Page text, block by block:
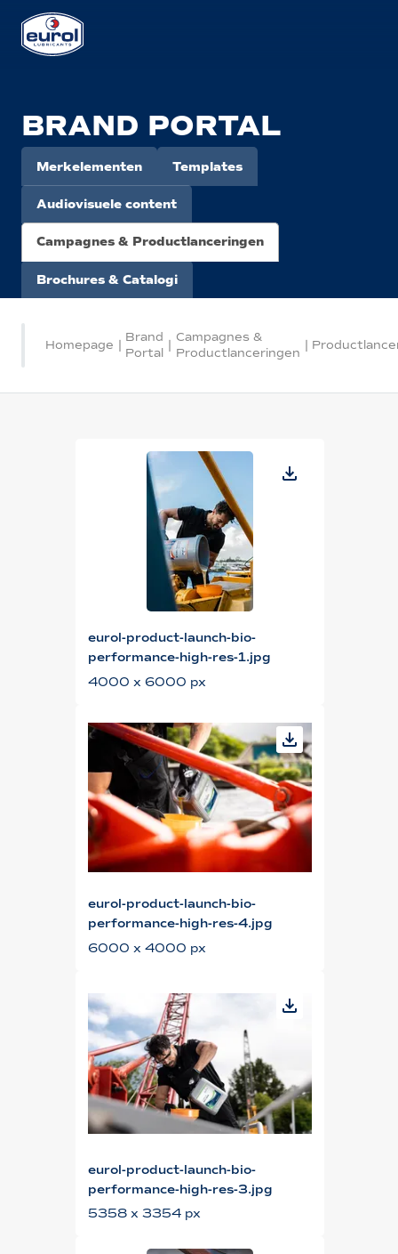
BRAND PORTAL
Merkelementen Templates
Audiovisuele content
Campagnes & Productlanceringen
Brochures & Catalogi
Homepage |
Brand
Portal
|
Campagnes &
Productlanceringen
|
eurol-product-launch-bio-
performance-high-res-1.jpg
4000 x 6000 px
eurol-product-launch-bio-
performance-high-res-4.jpg
6000 x 4000 px
eurol-product-launch-bio-
performance-high-res-3.jpg
5358 x 3354 px